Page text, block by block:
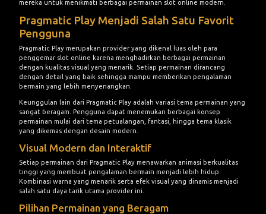
mereka untuk menikmati berbagai permainan slot online modern.
Pragmatic Play Menjadi Salah Satu Favorit
Pengguna
Pragmatic Play merupakan provider yang dikenal luas oleh para
penggemar slot online karena menghadirkan berbagai permainan
dengan kualitas visual yang menarik. Setiap permainan dirancang
dengan detail yang baik sehingga mampu memberikan pengalaman
bermain yang lebih menyenangkan.
Keunggulan lain dari Pragmatic Play adalah variasi tema permainan yang
sangat beragam. Pengguna dapat menemukan berbagai konsep
permainan mulai dari tema petualangan, fantasi, hingga tema klasik
yang dikemas dengan desain modern.
Visual Modern dan Interaktif
Setiap permainan dari Pragmatic Play menawarkan animasi berkualitas
tinggi yang membuat pengalaman bermain menjadi lebih hidup.
Kombinasi warna yang menarik serta efek visual yang dinamis menjadi
salah satu daya tarik utama provider ini.
Pilihan Permainan yang Beragam